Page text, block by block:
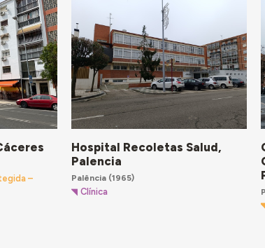
–
Hospital Recoletas Salud,
Palencia
Palência (1965)
Clínica